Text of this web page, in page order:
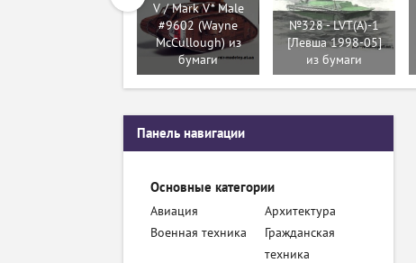
V / Mark V* Male
#9602 (Wayne
McCullough) из
бумаги
№328 - LVT(A)-1
[Левша 1998-05]
из бумаги
Панель навигации
Основные категории
Авиация
Архитектура
Военная техника
Гражданская
техника